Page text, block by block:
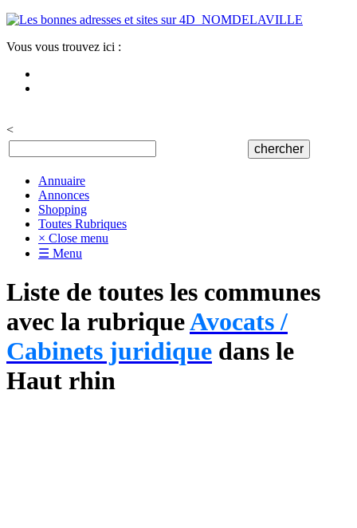
Vous vous trouvez ici :
<
Annuaire
Annonces
Shopping
Toutes Rubriques
× Close menu
☰ Menu
Liste de toutes les communes
avec la rubriqueAvocats /
Cabinets juridique dans le
Haut rhin